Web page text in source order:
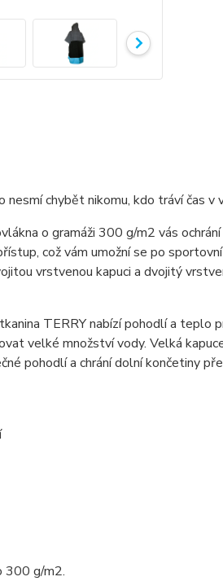
chybět nikomu, kdo tráví čas
o gramáži 300 g/m2 vás
což vám umožní se po
vrstvenou kapuci a dvojitý
TERRY nabízí pohodlí a teplo
velké množství vody. Velká
pohodlí a chrání dolní končetiny
300 g/m2.